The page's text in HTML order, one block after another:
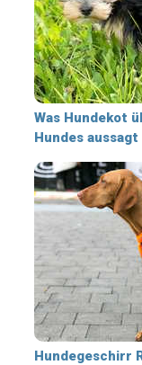
Was Hundekot
Hundes aussagt
Hundegeschirr